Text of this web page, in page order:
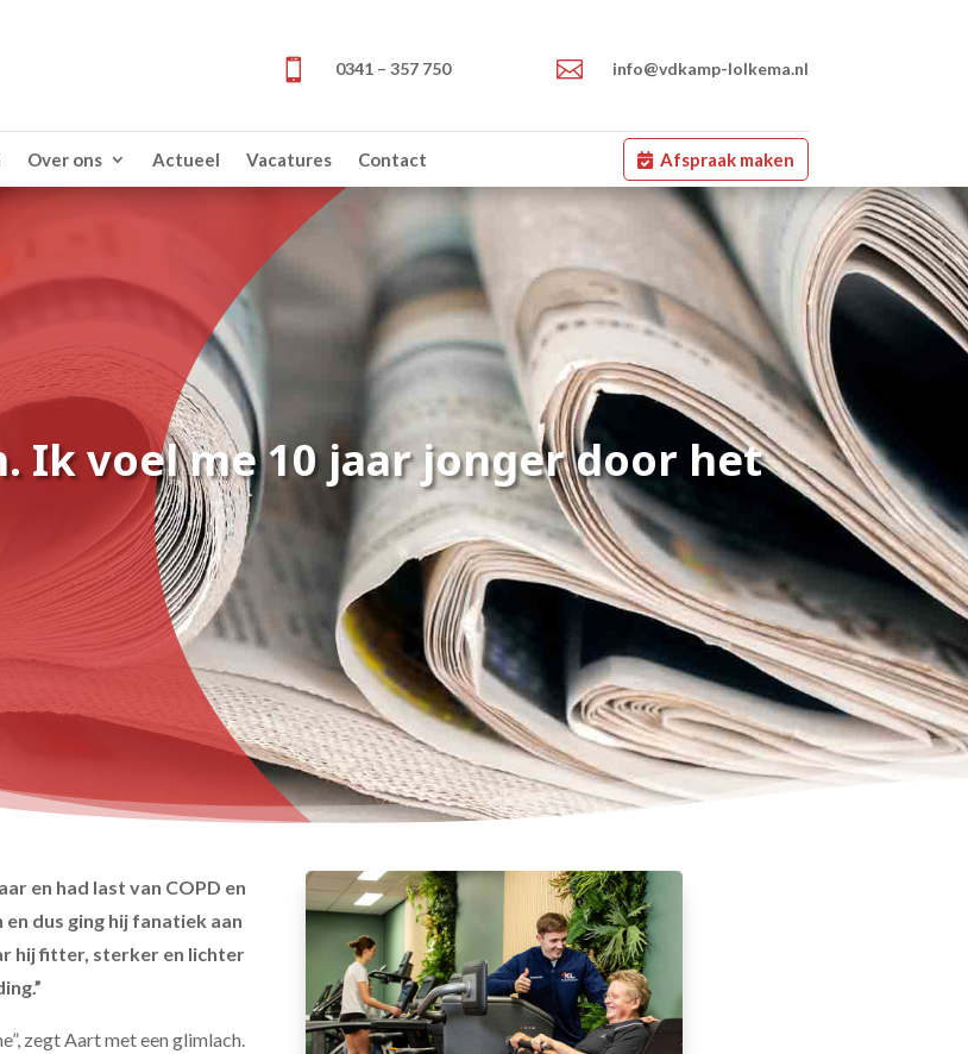
 0341 – 357 750  info@vdkamp-lolkema.nl
Over ons Actueel Vacatures Contact Afspraak maken
Ik voel me 10 jaar jonger door het
en had last van COPD en
dus ging hij fanatiek aan
hij fitter, sterker en lichter
zegt Aart met een glimlach.